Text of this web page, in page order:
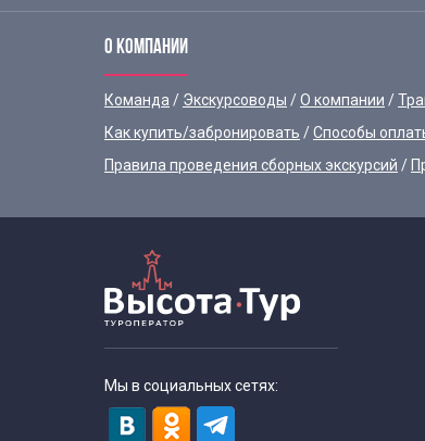
О КОМПАНИИ
Команда Экскурсоводы О компании
Как купить/забронировать
Способы
Правила проведения сборных экскурсий
Мы в социальных сетях: